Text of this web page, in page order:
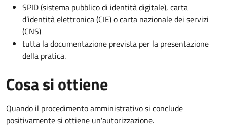
SPID (sistema pubblico di identità digitale), carta
d’identità elettronica (CIE) o carta nazionale dei servizi
(CNS)
tutta la documentazione prevista per la presentazione
della pratica.
Cosa si ottiene
Quando il procedimento amministrativo si conclude
positivamente si ottiene un'autorizzazione.